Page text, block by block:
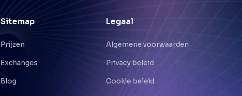
Sitemap
Prijzen
Exchanges
Blog
Legaal
Algemene voorwaarden
Privacy beleid
Cookie beleid